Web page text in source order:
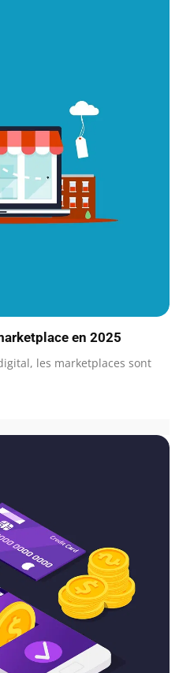
en 2025
les marketplaces sont